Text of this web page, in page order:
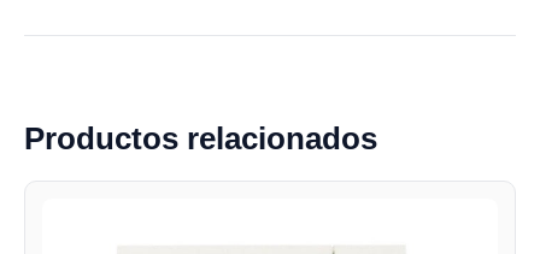
Productos relacionados